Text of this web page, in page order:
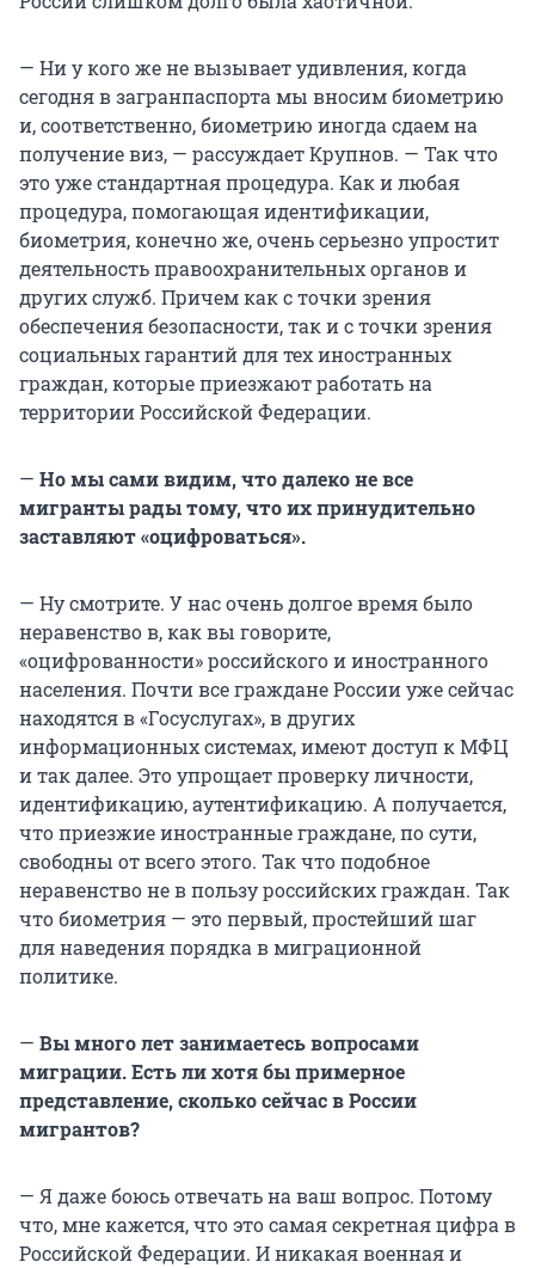
— Ни у кого же не вызывает удивления, когда
сегодня в загранпаспорта мы вносим биометрию
и, соответственно, биометрию иногда сдаем на
получение виз, — рассуждает Крупнов. — Так что
это уже стандартная процедура. Как и любая
процедура, помогающая идентификации,
биометрия, конечно же, очень серьезно упростит
деятельность правоохранительных органов и
других служб. Причем как с точки зрения
обеспечения безопасности, так и с точки зрения
социальных гарантий для тех иностранных
граждан, которые приезжают работать на
территории Российской Федерации.
— Но мы сами видим, что далеко не все
мигранты рады тому, что их принудительно
заставляют «оцифроваться».
— Ну смотрите. У нас очень долгое время было
неравенство в, как вы говорите,
«оцифрованности» российского и иностранного
населения. Почти все граждане России уже сейчас
находятся в «Госуслугах», в других
информационных системах, имеют доступ к МФЦ
и так далее. Это упрощает проверку личности,
идентификацию, аутентификацию. А получается,
что приезжие иностранные граждане, по сути,
свободны от всего этого. Так что подобное
неравенство не в пользу российских граждан. Так
что биометрия — это первый, простейший шаг
для наведения порядка в миграционной
политике.
— Вы много лет занимаетесь вопросами
миграции. Есть ли хотя бы примерное
представление, сколько сейчас в России
мигрантов?
— Я даже боюсь отвечать на ваш вопрос. Потому
что, мне кажется, что это самая секретная цифра в
Российской Федерации. И никакая военная и